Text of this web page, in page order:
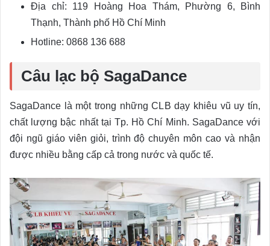
Địa chỉ: 119 Hoàng Hoa Thám, Phường 6, Bình
Thạnh, Thành phố Hồ Chí Minh
Hotline: 0868 136 688
Câu lạc bộ SagaDance
SagaDance là một trong những CLB dạy khiêu vũ uy tín,
chất lượng bậc nhất tại Tp. Hồ Chí Minh. SagaDance với
đội ngũ giáo viên giỏi, trình độ chuyên môn cao và nhận
được nhiều bằng cấp cả trong nước và quốc tế.